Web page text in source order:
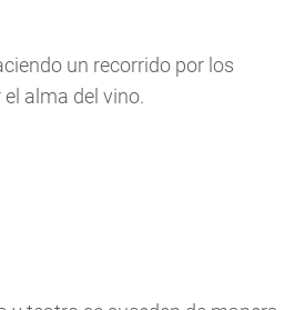
un recorrido por los
alma del vino.